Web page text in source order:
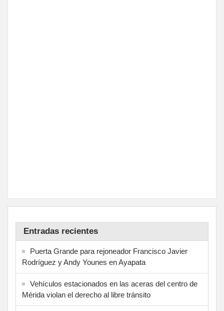
Entradas recientes
Puerta Grande para rejoneador Francisco Javier
Rodríguez y Andy Younes en Ayapata
Vehículos estacionados en las aceras del centro de
Mérida violan el derecho al libre tránsito